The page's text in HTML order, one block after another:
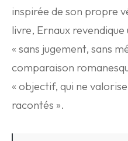
inspirée de son propre
livre, Ernaux
« sans jugement, sans
comparaison
« objectif, qui ne
racontés ».